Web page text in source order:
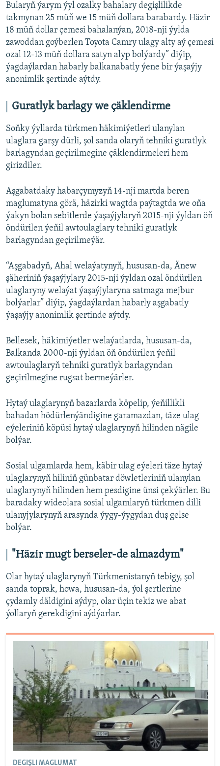
Bularyň ýarym ýyl ozalky bahalary degişlilikde
takmynan 25 müň we 15 müň dollara barabardy. Häzir
18 müň dollar çemesi bahalanýan, 2018-nji ýylda
zawoddan goýberlen Toyota Camry ulagy alty aý çemesi
ozal 12-13 müň dollara satyn alyp bolýardy” diýip,
ýagdaýlardan habarly balkanabatly ýene bir ýaşaýjy
anonimlik şertinde aýtdy.
Guratlyk barlagy we çäklendirme
Soňky ýyllarda türkmen häkimiýetleri ulanylan
ulaglara garşy dürli, şol sanda olaryň tehniki guratlyk
barlagyndan geçirilmegine çäklendirmeleri hem
girizdiler.
Aşgabatdaky habarçymyzyň 14-nji martda beren
maglumatyna görä, häzirki wagtda paýtagtda we oňa
ýakyn bolan sebitlerde ýaşaýjylaryň 2015-nji ýyldan öň
öndürilen ýeňil awtoulaglary tehniki guratlyk
barlagyndan geçirilmeýär.
“Aşgabadyň, Ahal welaýatynyň, hususan-da, Änew
şäheriniň ýaşaýjylary 2015-nji ýyldan ozal öndürilen
ulaglaryny welaýat ýaşaýjylaryna satmaga mejbur
bolýarlar” diýip, ýagdaýlardan habarly aşgabatly
ýaşaýjy anonimlik şertinde aýtdy.
Bellesek, häkimiýetler welaýatlarda, hususan-da,
Balkanda 2000-nji ýyldan öň öndürilen ýeňil
awtoulaglaryň tehniki guratlyk barlagyndan
geçirilmegine rugsat bermeýärler.
Hytaý ulaglarynyň bazarlarda köpelip, ýeňillikli
bahadan hödürlenýändigine garamazdan, täze ulag
eýeleriniň köpüsi hytaý ulaglarynyň hilinden nägile
bolýar.
Sosial ulgamlarda hem, käbir ulag eýeleri täze hytaý
ulaglarynyň hiliniň günbatar döwletleriniň ulanylan
ulaglarynyň hilinden hem pesdigine ünsi çekýärler. Bu
baradaky wideolara sosial ulgamlaryň türkmen dilli
ulanyjylarynyň arasynda ýygy-ýygydan duş gelse
bolýar.
"Häzir mugt berseler-de almazdym"
Olar hytaý ulaglarynyň Türkmenistanyň tebigy, şol
sanda toprak, howa, hususan-da, ýol şertlerine
çydamly däldigini aýdyp, olar üçin tekiz we abat
ýollaryň gerekdigini aýdýarlar.
DEGIŞLI MAGLUMAT